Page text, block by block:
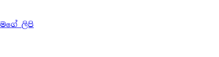
මගේ ලිපි